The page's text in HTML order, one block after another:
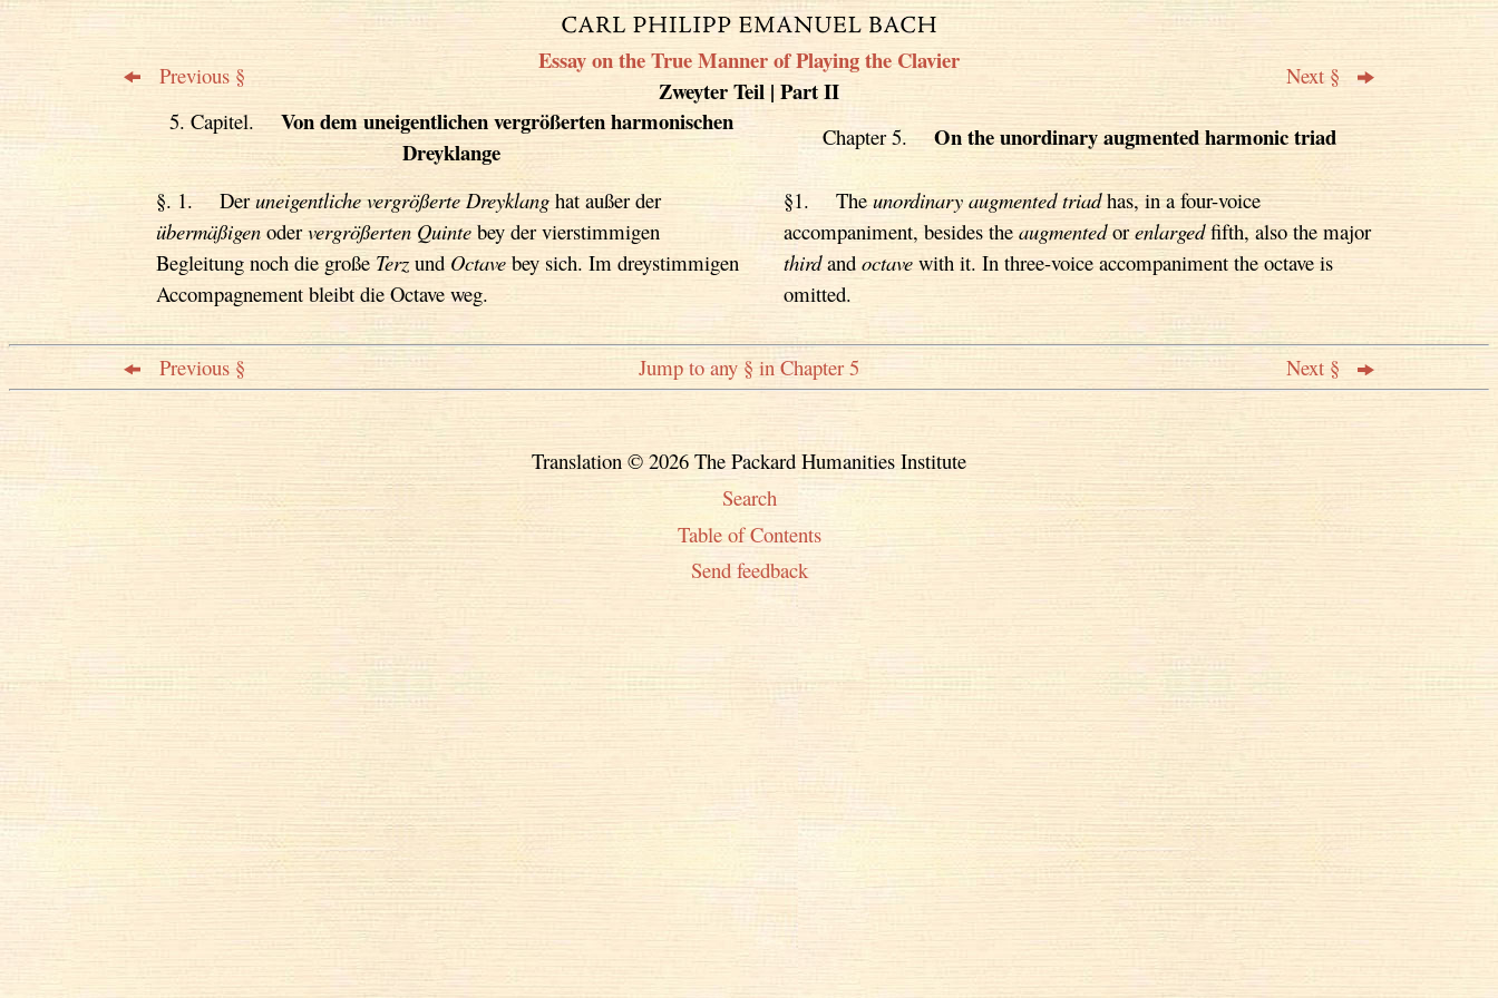
Previous §
Essay on the True Manner of Playing the Clavier
Zweyter Teil | Part II
Next §
5. Capitel. Von dem uneigentlichen vergrößerten harmonischen
Dreyklange
Chapter 5. On the unordinary augmented harmonic triad
§. 1. Deruneigentliche vergrößerte Dreyklang hat außer der
übermäßigen odervergrößerten Quinte bey der vierstimmigen
Begleitung noch die große Terz und Octave bey sich. Im dreystimmigen
Accompagnement bleibt die Octave weg.
§1. The unordinary augmented triadhas, in a four-voice
accompaniment, besides the augmentedorenlargedfifth, also the major
thirdand octave with it. In three-voice accompaniment the octave is
omitted.
Previous § Jump to any § in Chapter 5 Next §
Translation © 2026 The Packard Humanities Institute
Search
Table of Contents
Send feedback